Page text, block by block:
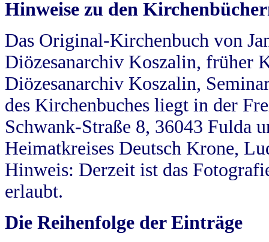
Hinweise zu den
Das Original-Kirchenbuch von
Diözesanarchiv Koszalin, früher
Diözesanarchiv Koszalin,
des Kirchenbuches liegt in der
Schwank-Straße 8, 36043 Fulda
Heimatkreises Deutsch Krone,
Hinweis: Derzeit ist das
erlaubt.
Die Reihenfolge der Einträge